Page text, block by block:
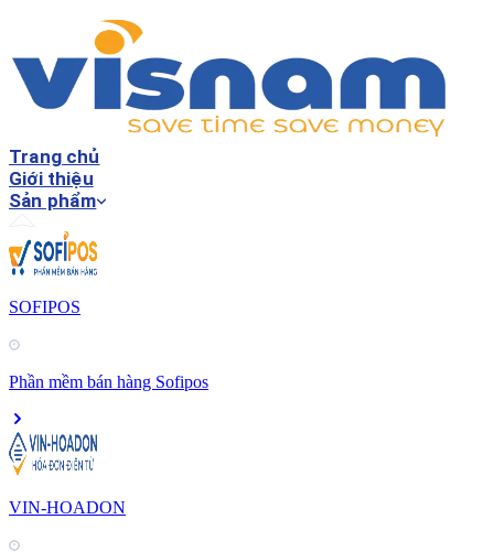
Trang chủ
Giới thiệu
Sản phẩm
SOFIPOS
Phần mềm bán hàng Sofipos
VIN-HOADON